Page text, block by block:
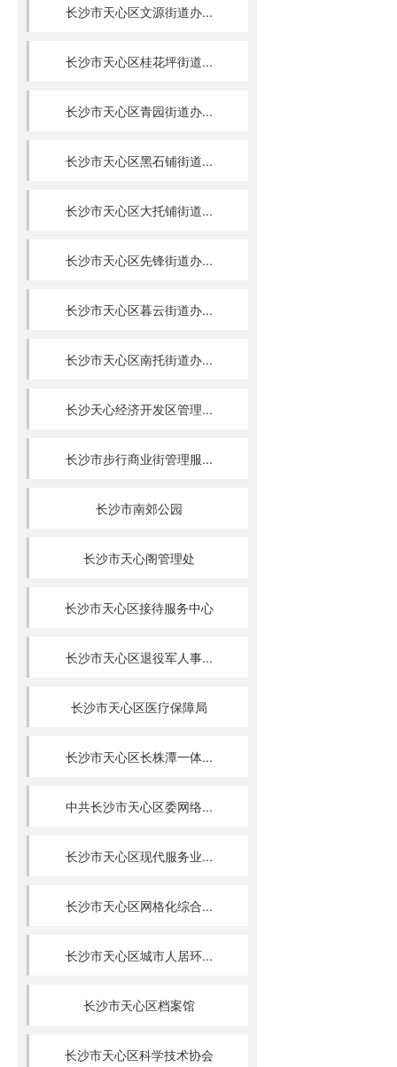
长沙市天心区文源街道办...
长沙市天心区桂花坪街道...
长沙市天心区青园街道办...
长沙市天心区黑石铺街道...
长沙市天心区大托铺街道...
长沙市天心区先锋街道办...
长沙市天心区暮云街道办...
长沙市天心区南托街道办...
长沙天心经济开发区管理...
长沙市步行商业街管理服...
长沙市南郊公园
长沙市天心阁管理处
长沙市天心区接待服务中心
长沙市天心区退役军人事...
长沙市天心区医疗保障局
长沙市天心区长株潭一体...
中共长沙市天心区委网络...
长沙市天心区现代服务业...
长沙市天心区网格化综合...
长沙市天心区城市人居环...
长沙市天心区档案馆
长沙市天心区科学技术协会